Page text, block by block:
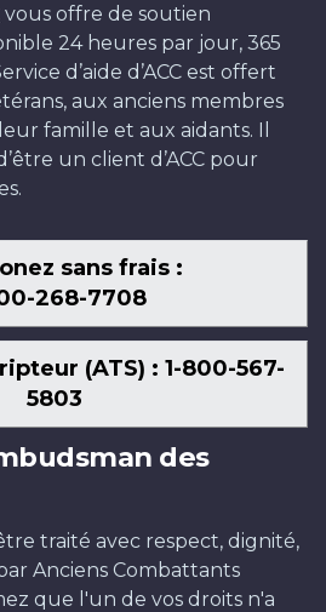
vous offre de soutien
24 heures par jour, 365
d’aide d’ACC est offert
aux anciens membres
famille et aux aidants. Il
un client d’ACC pour
sans frais :
268-7708
(ATS) : 1-800-567-
5803
des
traité avec respect, dignité,
Anciens Combattants
que l'un de vos droits n'a